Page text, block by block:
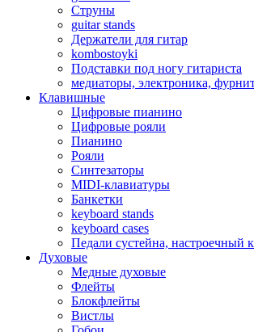
Струны
guitar stands
Держатели для гитар
kombostoyki
Подставки под ногу гитариста
медиаторы, электроника,
Клавишные
Цифровые пианино
Цифровые рояли
Пианино
Рояли
Синтезаторы
MIDI-клавиатуры
Банкетки
keyboard stands
keyboard cases
Педали сустейна, настроечный
Духовые
Медные духовые
Флейты
Блокфлейты
Вистлы